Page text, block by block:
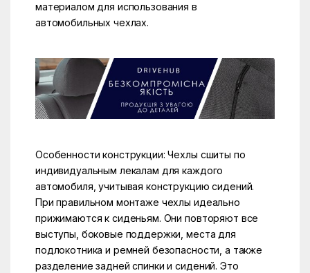
материалом для использования в
автомобильных чехлах.
Особенности конструкции: Чехлы сшиты по
индивидуальным лекалам для каждого
автомобиля, учитывая конструкцию сидений.
При правильном монтаже чехлы идеально
прижимаются к сиденьям. Они повторяют все
выступы, боковые поддержки, места для
подлокотника и ремней безопасности, а также
разделение задней спинки и сидений. Это